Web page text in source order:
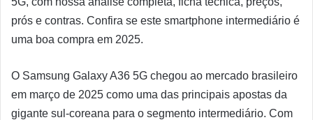
prós e contras. Confira se este smartphone intermediário é
uma boa compra em 2025.
O Samsung Galaxy A36 5G chegou ao mercado brasileiro
em março de 2025 como uma das principais apostas da
gigante sul-coreana para o segmento intermediário. Com